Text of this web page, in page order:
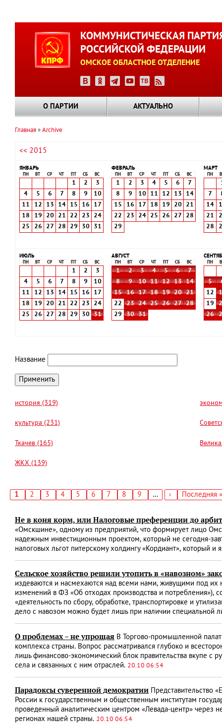
КОММУНИСТИЧЕСКАЯ
РОССИЙСКОЙ ФЕДЕРАЦИИ
ОМСКОЕ ОБЛАСТНОЕ ОТДЕЛЕНИЕ
О ПАРТИИ АКТУАЛЬНО
навигации
Главная Archive
<< 2015
ЯНВАРЬ
ПН ВТ СР ЧТ СБ ВС
1 2
3
4
5 6 7 8 9
10
11
12 13 14 15 16
17
18
19 20 21 22 23
24
25
26 27 28 29 30 31
ФЕВРАЛЬ
ПН ВТ СР ЧТ СБ ВС
1 2 3 4 5 6
7
8
9 10 11 12 13
14
15
16 17 18 19 20
21
22
23 24 25 26 27
28
29
МАРТ
ПН
7
14
21
28
ИЮЛЬ
ПН ВТ СР ЧТ СБ ВС
1 2
3
4
5 6 7 8 9
10
11
12 13 14 15 16
17
18
19 20 21 22 23
24
25
26 27 28 29 30 31
АВГУСТ
ПН ВТ СР ЧТ СБ ВС
1 2 3 4 5 6
7
8
9 10 11 12 13
14
15
16 17 18 19 20
21
22
23 24 25 26 27
28
29
30 31
ПН
5
12
19
26
Название
история (319)
культура (231)
Ткачев (165)
ЖКХ (139)
Текущая
1 Страница
2 Страница
3 Страница
4 Страница
5 Страница
6 Страница
7 Страница
8 Страница
9 …
Следующая
›
Последняя
Последняя »
Не в коня корм, или Налоговые преференции до
«Омскшине», одному из предприятий, что формирует лицо
надежным инвестиционным проектом, который не сегодня-
налоговых льгот питерскому холдингу «Кордиант», который
Сельское хозяйство решили утопить в «навозном»
издеваются и насмехаются над всеми нами, живущими под их
изменений в ФЗ «Об отходах производства и потребления»),
«деятельность по сбору, обработке, транспортировке и
дело с навозом можно будет лишь при наличии специальной
О проблемах – не упрощая В Торгово-промышленной
комплекса страны. Вопрос рассматривался глубоко и
лишь финансово-экономический блок правительства вкупе с
села и связанных с ним отраслей. 20.10 06:54
Парадоксы суверенной демократии Представительство
России к государственным и общественным институтам
проведенный аналитическим центром «Левада-центр»
регионах нашей страны. 20.10 06:54